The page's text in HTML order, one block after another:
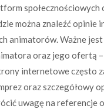
społecznościowych
można znaleźć opinie
animatorów. Ważne
oraz jego ofertą
internetowe często
oraz szczegółowy
uwagę na referencje